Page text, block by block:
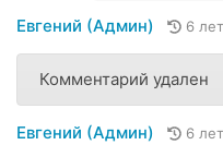
Евгений (Админ) 6
Комментарий удален
Евгений (Админ) 6